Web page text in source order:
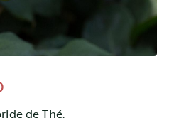
de Thé.